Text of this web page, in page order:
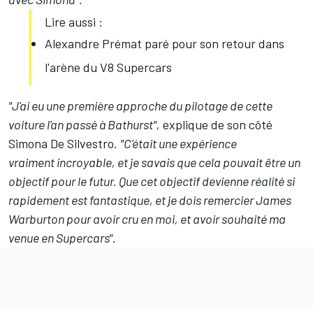
Lire aussi :
Alexandre Prémat paré pour son retour dans
l'arène du V8 Supercars
"J'ai eu une première approche du pilotage de cette
voiture l'an passé à Bathurst", explique de son côté
Simona De Silvestro. "C'était une expérience
vraiment incroyable, et je savais que cela pouvait être un
objectif pour le futur. Que cet objectif devienne réalité si
rapidement est fantastique, et je dois remercier James
Warburton pour avoir cru en moi, et avoir souhaité ma
venue en Supercars".